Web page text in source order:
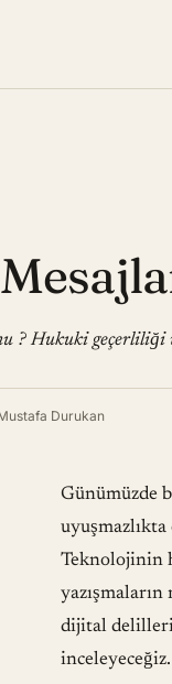
? Hukuki geçerliliği
Durukan
Günümüzde
Teknolojinin
dijital
inceleyeceğiz.